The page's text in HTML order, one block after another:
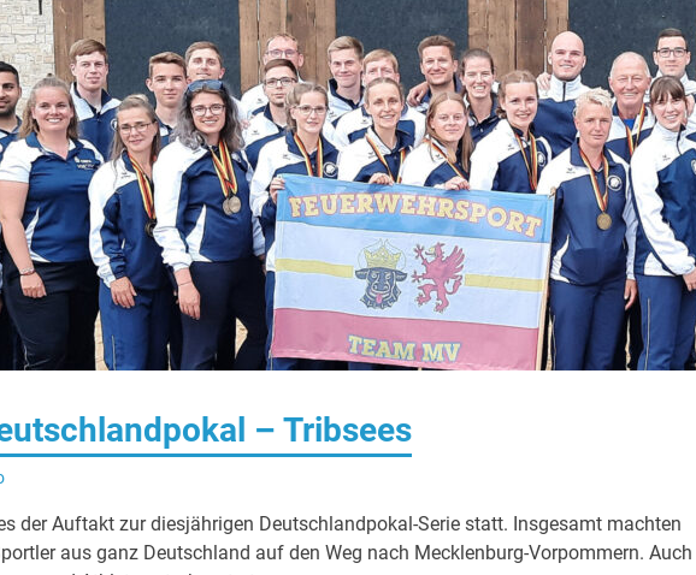
– Tribsees
der Auftakt zur diesjährigen Deutschlandpokal-Serie statt. Insgesamt machten
aus ganz Deutschland auf den Weg nach Mecklenburg-Vorpommern. Auch